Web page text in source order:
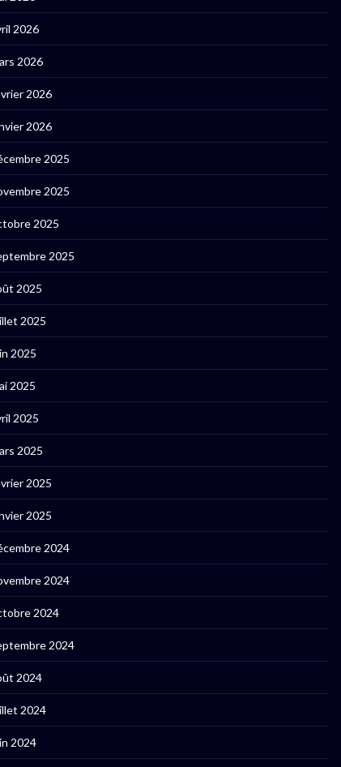
2026
2026
2026
2026
2025
2025
2025
2025
2025
2025
2025
2025
2025
2025
2025
2025
2024
2024
2024
2024
2024
2024
2024